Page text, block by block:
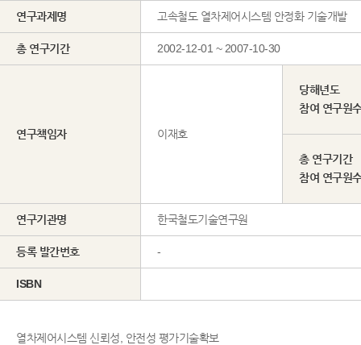
연구과제명 고속철도 열차제어시스템 안정화 기술개발
총 연구기간 2002-12-01 ~ 2007-10-30
연구책임자 이재호
당해년도
참여 연구원
총 연구기간
참여 연구원
연구기관명 한국철도기술연구원
등록 발간번호 -
ISBN
열차제어시스템 신뢰성, 안전성 평가기술확보